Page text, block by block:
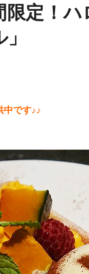
限定！
中です♪♪